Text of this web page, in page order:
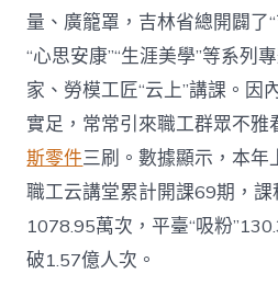
量、廣籠罩，吉林省總開闢了
“心思安康”“生涯美學”等系列
家、勞模工匠“云上”講課。因
實足，常常引來職工群眾不雅
斯零件三刷。數據顯示，本年
職工云講堂累計開課69期，
1078.95萬次，平臺“吸粉
破1.57億人次。